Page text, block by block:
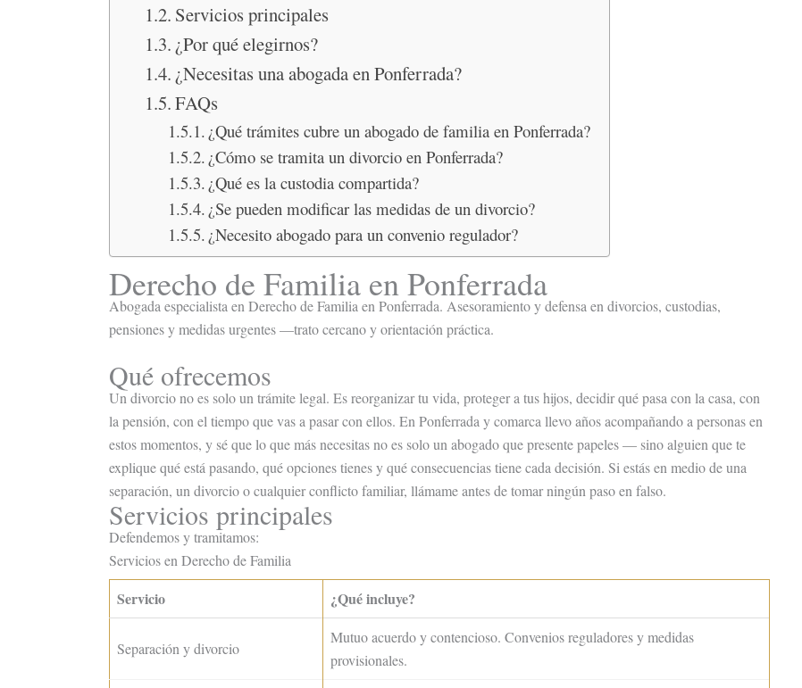
Servicios principales
¿Por qué elegirnos?
¿Necesitas una abogada en Ponferrada?
FAQs
¿Qué trámites cubre un abogado de familia en Ponferrada?
¿Cómo se tramita un divorcio en Ponferrada?
¿Qué es la custodia compartida?
¿Se pueden modificar las medidas de un divorcio?
¿Necesito abogado para un convenio regulador?
Derecho de Familia en Ponferrada
Abogada especialista en Derecho de Familia en Ponferrada. Asesoramiento y defensa en divorcios, custodias,
pensiones y medidas urgentes —trato cercano y orientación práctica.
Qué ofrecemos
Un divorcio no es solo un trámite legal. Es reorganizar tu vida, proteger a tus hijos, decidir qué pasa con la casa, con
la pensión, con el tiempo que vas a pasar con ellos. En Ponferrada y comarca llevo años acompañando a personas en
estos momentos, y sé que lo que más necesitas no es solo un abogado que presente papeles — sino alguien que te
explique qué está pasando, qué opciones tienes y qué consecuencias tiene cada decisión. Si estás en medio de una
separación, un divorcio o cualquier conflicto familiar, llámame antes de tomar ningún paso en falso.
Servicios principales
Defendemos y tramitamos:
Servicios en Derecho de Familia
Servicio ¿Qué incluye?
Separación y divorcio
Mutuo acuerdo y contencioso. Convenios reguladores y medidas
provisionales.